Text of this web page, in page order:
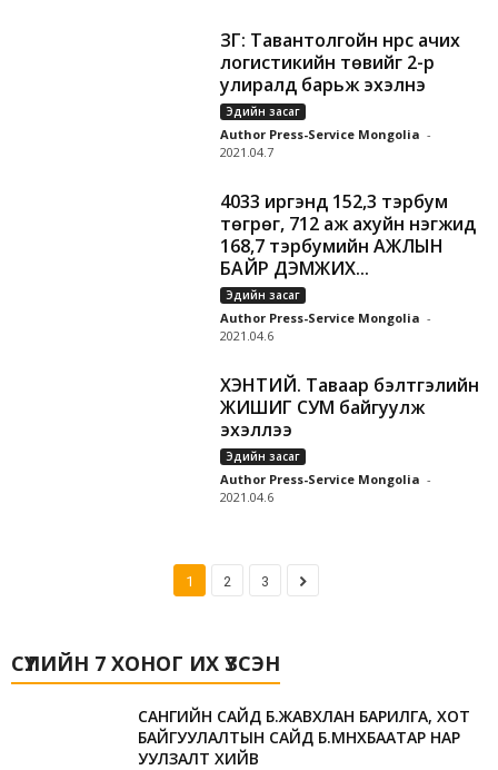
ЗГ: Тавантолгойн нүүрс ачих
логистикийн төвийг 2-р
улиралд барьж эхэлнэ
Эдийн засаг
Author Press-Service Mongolia -
2021.04.7
4033 иргэнд 152,3 тэрбум
төгрөг, 712 аж ахуйн нэгжид
168,7 тэрбумийн АЖЛЫН
БАЙР ДЭМЖИХ...
Эдийн засаг
Author Press-Service Mongolia -
2021.04.6
ХЭНТИЙ. Таваар бэлтгэлийн
ЖИШИГ СУМ байгуулж
эхэллээ
Эдийн засаг
Author Press-Service Mongolia -
2021.04.6
1 2 3
СҮҮЛИЙН 7 ХОНОГ ИХ ҮЗСЭН
САНГИЙН САЙД Б.ЖАВХЛАН БАРИЛГА, ХОТ
БАЙГУУЛАЛТЫН САЙД Б.МӨНХБААТАР НАР
УУЛЗАЛТ ХИЙВ